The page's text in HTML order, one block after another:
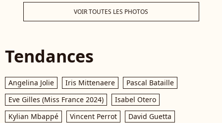
première fois à l'âge
de 37 ans. Victor Taieb
Gaza La 25e édition du
Festival de la fiction
vendredi 15
septembre 2023. ©
Christophe Aubert via
Bestimage
VOIR TOUTES LES PHOTOS
Tendances
Angelina Jolie Iris Mittenaere
Pascal Bataille
Eve Gilles (Miss France 2024)
Isabel Otero
Kylian Mbappé
Vincent Perrot David Guetta